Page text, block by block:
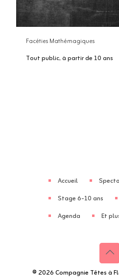
Facéties Mathémagiques
Tout public, à partir de 10 ans
Accueil
Stage 6-10 ans
Agenda
Et
© 2026 Compagnie Têtes à